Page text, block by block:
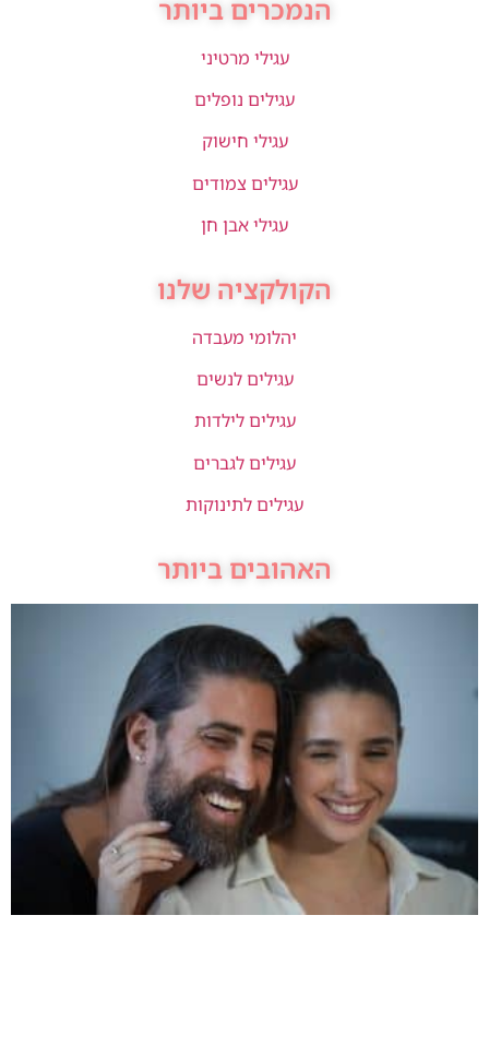
הנמכרים ביותר
עגילי מרטיני
עגילים נופלים
עגילי חישוק
עגילים צמודים
עגילי אבן חן
הקולקציה שלנו
יהלומי מעבדה
עגילים לנשים
עגילים לילדות
עגילים לגברים
עגילים לתינוקות
האהובים ביותר